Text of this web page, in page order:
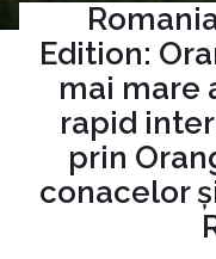
Edition:
mai mare
rapid
prin
conacelor